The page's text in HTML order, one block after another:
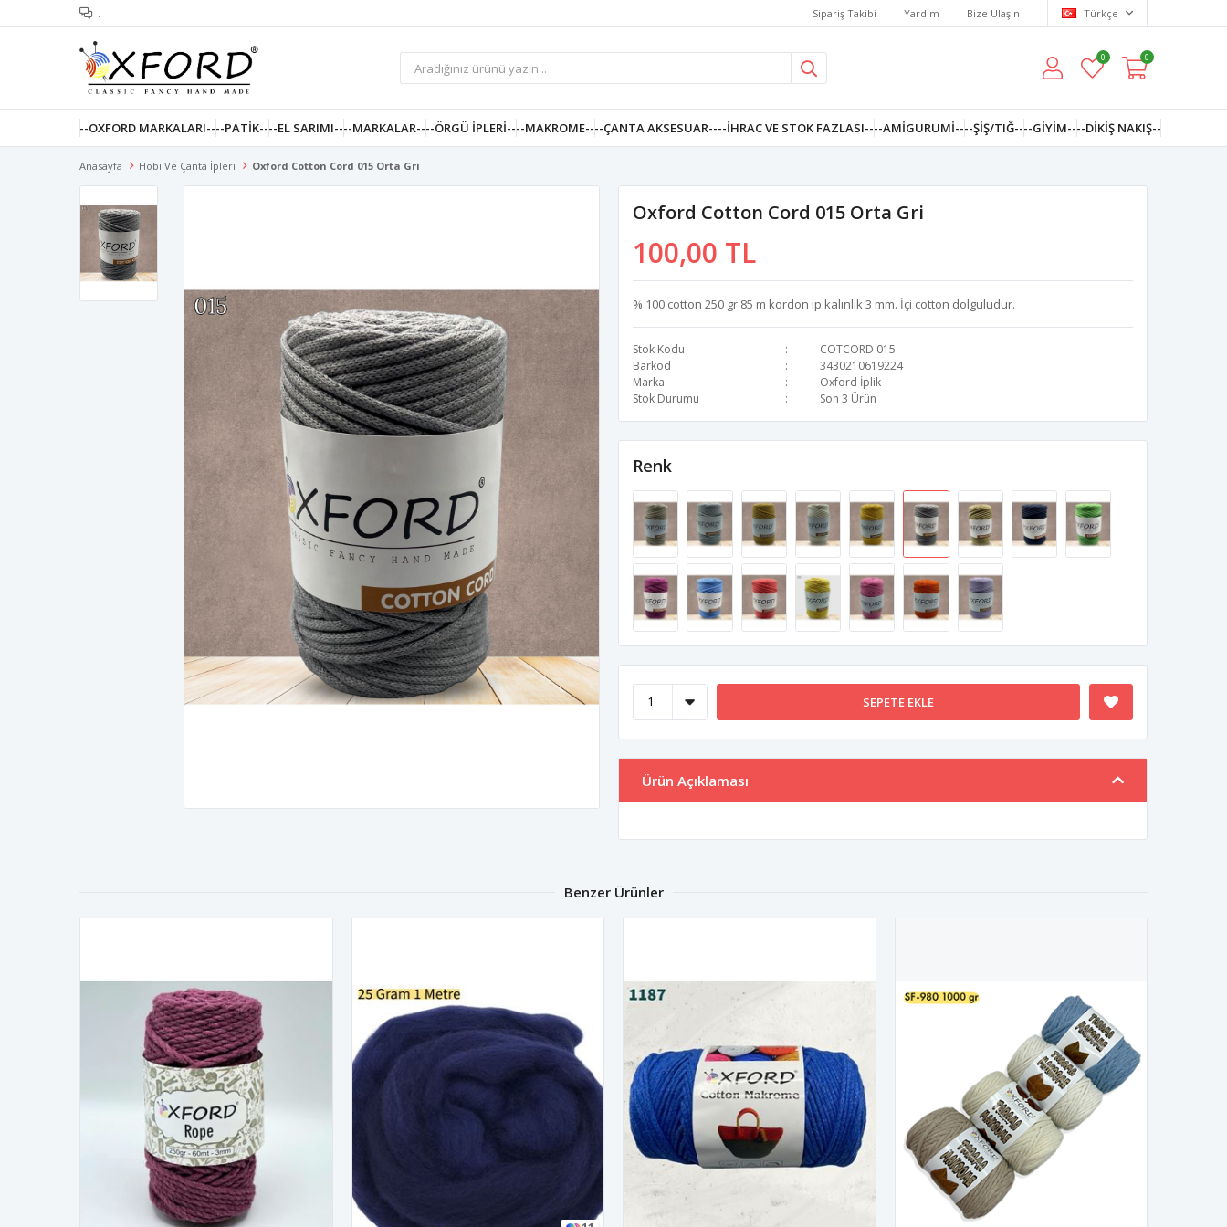
. Sipariş Takibi Yardım Bize Ulaşın Türkçe
0 0
--OXFORD MARKALARI----PATIK----EL SARIMI----MARKALAR----ÖRGÜ İPLERI----MAKROME----ÇANTA AKSESUAR----İHRAC VE STOK FAZLASI----AMIGURUMI----ŞİŞ/TIĞ----GIYIM----DIKIŞ NAKIŞ--
Anasayfa Hobi Ve Çanta İpleri Oxford Cotton Cord 015 Orta Gri
Oxford Cotton Cord 015 Orta Gri
100,00 TL
% 100 cotton 250 gr 85 m kordon ip kalınlık 3 mm. İçi cotton dolguludur.
Stok Kodu
COTCORD 015
Barkod
3430210619224
Marka
Oxford İplik
Stok Durumu
Son 3 Ürün
Renk
SEPETE EKLE
Ürün Açıklaması
Benzer Ürünler